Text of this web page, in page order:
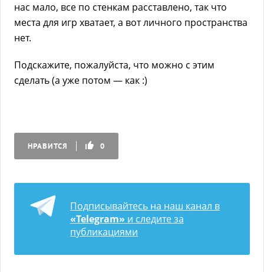
нас мало, все по стенкам расставлено, так что
места для игр хватает, а вот личного пространства
нет.
Подскажите, пожалуйста, что можно с этим
сделать (а уже потом — как :)
НРАВИТСЯ 0
Подписывайтесь на наш канал в
«Telegram» и следите за
публикациями